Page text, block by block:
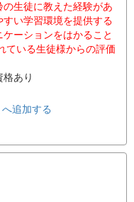
生徒に教えた経験があ
い学習環境を提供する
ーションをはかること
いる生徒様からの評価
あり
追加する